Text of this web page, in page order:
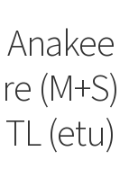
TL (etu)